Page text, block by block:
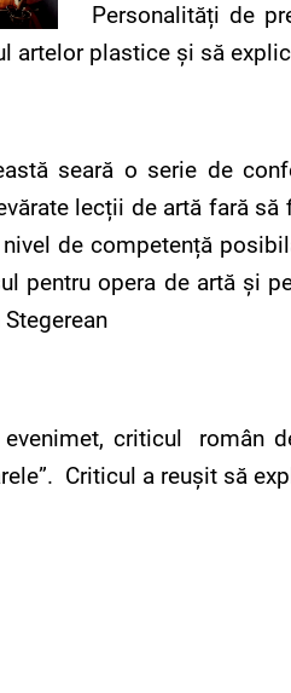
Personalități de
artelor plastice și să
seară o serie de
lecții de artă fară
de competență
pentru opera de artă și
evenimet, criticul român
Criticul a reușit să